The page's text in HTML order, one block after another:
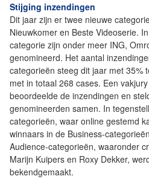
Stijging inzendingen
Dit jaar zijn er twee nieuwe
Nieuwkomer en Beste Videoserie.
categorie zijn onder meer ING,
genomineerd. Het aantal
categorieën steeg dit jaar met 35%
met in totaal 268 cases. Een
beoordeelde de inzendingen en
genomineerden samen. In
categorieën, waar online gestemd
winnaars in de Business-
Audience-categorieën, waaronder
Marijn Kuipers en Roxy Dekker,
bekendgemaakt.